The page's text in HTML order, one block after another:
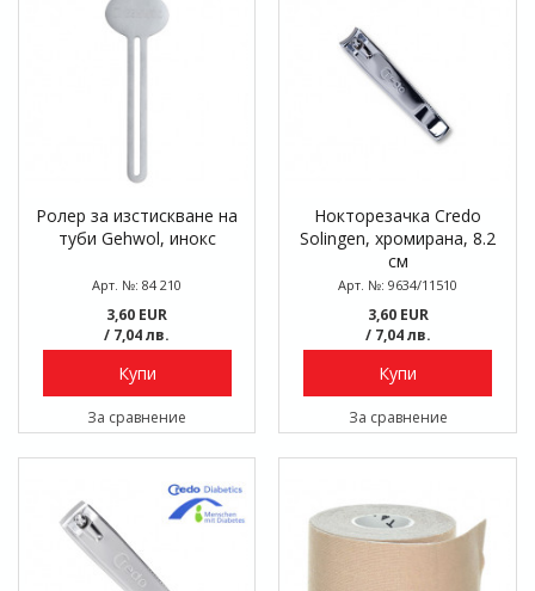
Ролер за изстискване на
туби Gehwol, инокс
Арт. №: 84 210
3,60 EUR
/ 7,04 лв.
Купи
За сравнение
Нокторезачка Credo
Solingen, хромирана, 8.2
см
Арт. №: 9634/11510
3,60 EUR
/ 7,04 лв.
Купи
За сравнение